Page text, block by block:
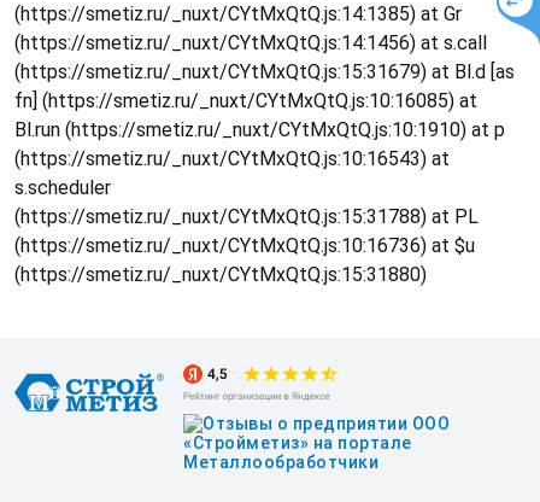
(https://smetiz.ru/_nuxt/CYtMxQtQ.js:14:1385) at Gr
(https://smetiz.ru/_nuxt/CYtMxQtQ.js:14:1456) at s.call
(https://smetiz.ru/_nuxt/CYtMxQtQ.js:15:31679) at Bl.d [as
fn] (https://smetiz.ru/_nuxt/CYtMxQtQ.js:10:16085) at
Bl.run (https://smetiz.ru/_nuxt/CYtMxQtQ.js:10:1910) at p
(https://smetiz.ru/_nuxt/CYtMxQtQ.js:10:16543) at
s.scheduler
(https://smetiz.ru/_nuxt/CYtMxQtQ.js:15:31788) at PL
(https://smetiz.ru/_nuxt/CYtMxQtQ.js:10:16736) at $u
(https://smetiz.ru/_nuxt/CYtMxQtQ.js:15:31880)